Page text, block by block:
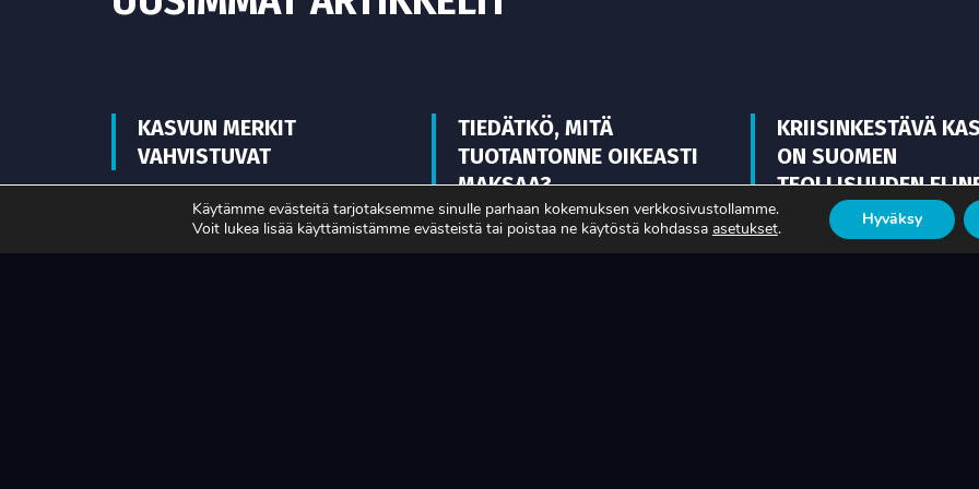
KASVUN MERKIT
VAHVISTUVAT
LUE LISÄÄ
TIEDÄTKÖ, MITÄ
TUOTANTONNE OIKEASTI
MAKSAA?
LUE LISÄÄ
KRIISINKESTÄVÄ
ON SUOMEN
TEOLLISUUDEN
LUE LISÄÄ
Käytämme evästeitä tarjotaksemme sinulle parhaan kokemuksen verkkosivustollamme.
Voit lukea lisää käyttämistämme evästeistä tai poistaa ne käytöstä kohdassa asetukset. Hyväksy